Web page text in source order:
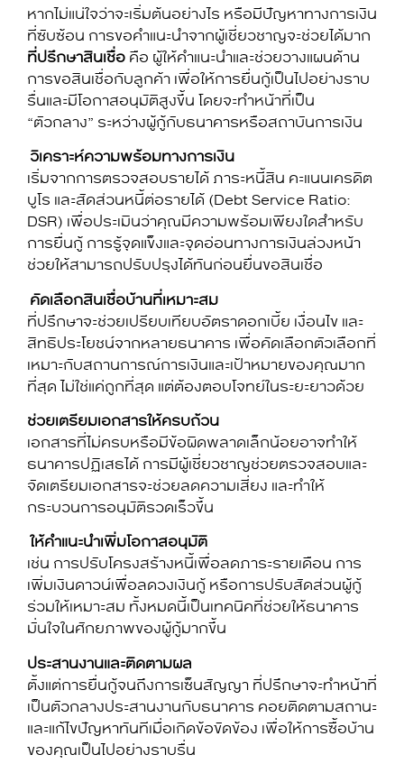
หากไม่แน่ใจว่าจะเริ่มต้นอย่างไร หรือมีปัญหาทางการเงิน
ที่ซับซ้อน การขอคำแนะนำจากผู้เชี่ยวชาญจะช่วยได้มาก
ที่ปรึกษาสินเชื่อ คือ ผู้ให้คำแนะนำและช่วยวางแผนด้าน
การขอสินเชื่อกับลูกค้า เพื่อให้การยื่นกู้เป็นไปอย่างราบ
รื่นและมีโอกาสอนุมัติสูงขึ้น โดยจะทำหน้าที่เป็น
“ตัวกลาง” ระหว่างผู้กู้กับธนาคารหรือสถาบันการเงิน
วิเคราะห์ความพร้อมทางการเงิน
เริ่มจากการตรวจสอบรายได้ ภาระหนี้สิน คะแนนเครดิต
บูโร และสัดส่วนหนี้ต่อรายได้ (Debt Service Ratio:
DSR) เพื่อประเมินว่าคุณมีความพร้อมเพียงใดสำหรับ
การยื่นกู้ การรู้จุดแข็งและจุดอ่อนทางการเงินล่วงหน้า
ช่วยให้สามารถปรับปรุงได้ทันก่อนยื่นขอสินเชื่อ
คัดเลือกสินเชื่อบ้านที่เหมาะสม
ที่ปรึกษาจะช่วยเปรียบเทียบอัตราดอกเบี้ย เงื่อนไข และ
สิทธิประโยชน์จากหลายธนาคาร เพื่อคัดเลือกตัวเลือกที่
เหมาะกับสถานการณ์การเงินและเป้าหมายของคุณมาก
ที่สุด ไม่ใช่แค่ถูกที่สุด แต่ต้องตอบโจทย์ในระยะยาวด้วย
ช่วยเตรียมเอกสารให้ครบถ้วน
เอกสารที่ไม่ครบหรือมีข้อผิดพลาดเล็กน้อยอาจทำให้
ธนาคารปฏิเสธได้ การมีผู้เชี่ยวชาญช่วยตรวจสอบและ
จัดเตรียมเอกสารจะช่วยลดความเสี่ยง และทำให้
กระบวนการอนุมัติรวดเร็วขึ้น
ให้คำแนะนำเพิ่มโอกาสอนุมัติ
เช่น การปรับโครงสร้างหนี้เพื่อลดภาระรายเดือน การ
เพิ่มเงินดาวน์เพื่อลดวงเงินกู้ หรือการปรับสัดส่วนผู้กู้
ร่วมให้เหมาะสม ทั้งหมดนี้เป็นเทคนิคที่ช่วยให้ธนาคาร
มั่นใจในศักยภาพของผู้กู้มากขึ้น
ประสานงานและติดตามผล
ตั้งแต่การยื่นกู้จนถึงการเซ็นสัญญา ที่ปรึกษาจะทำหน้าที่
เป็นตัวกลางประสานงานกับธนาคาร คอยติดตามสถานะ
และแก้ไขปัญหาทันทีเมื่อเกิดข้อขัดข้อง เพื่อให้การซื้อบ้าน
ของคุณเป็นไปอย่างราบรื่น